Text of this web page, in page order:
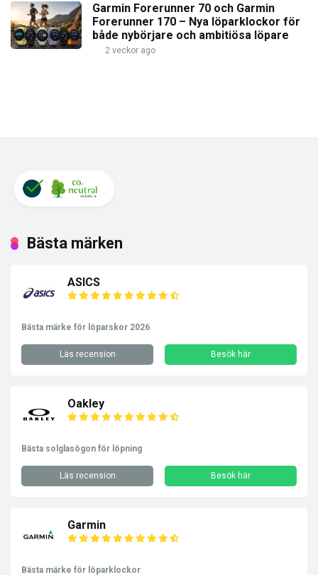
Garmin Forerunner 70 och Garmin
Forerunner 170 – Nya löparklockor för
både nybörjare och ambitiösa löpare
2 veckor ago
Bästa märken
ASICS
Bästa märke för löparskor 2026
Läs recension Besök här
Oakley
Bästa solglasögon för löpning
Läs recension Besök här
Garmin
Bästa märke för löparklockor